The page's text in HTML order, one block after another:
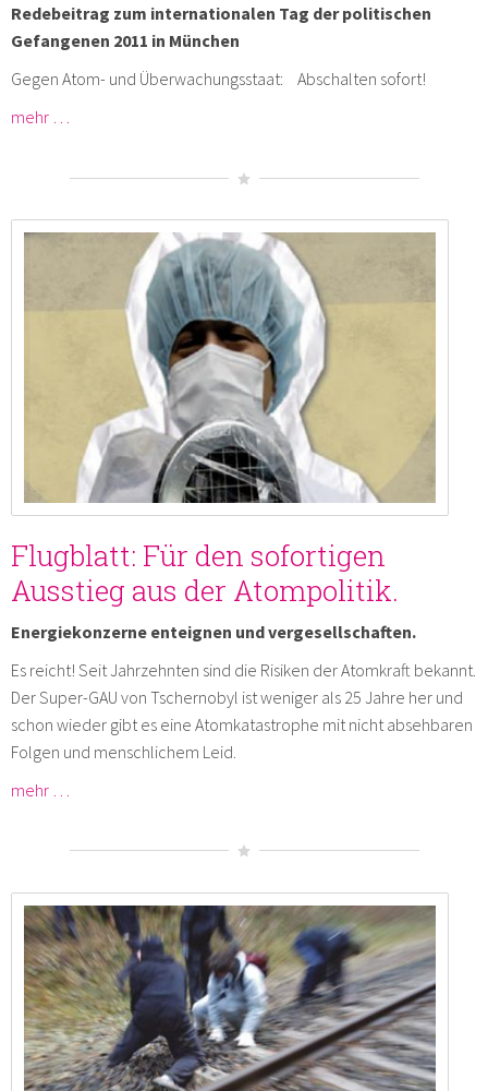
Redebeitrag zum internationalen Tag der politischen
Gefangenen 2011 in München
Gegen Atom- und Überwachungsstaat: Abschalten sofort!
mehr …
Flugblatt: Für den sofortigen
Ausstieg aus der Atompolitik.
Energiekonzerne enteignen und vergesellschaften.
Es reicht! Seit Jahrzehnten sind die Risiken der Atomkraft bekannt.
Der Super-GAU von Tschernobyl ist weniger als 25 Jahre her und
schon wieder gibt es eine Atomkatastrophe mit nicht absehbaren
Folgen und menschlichem Leid.
mehr …